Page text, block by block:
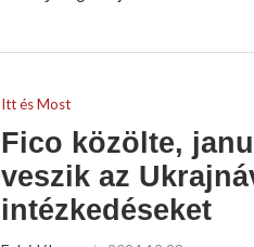
Itt és Most
Fico közölte,
veszik az
intézkedéseket